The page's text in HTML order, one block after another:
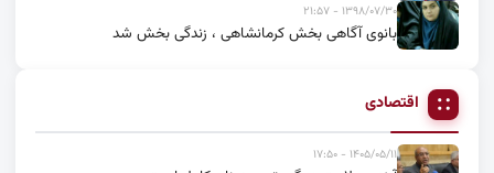
۱۳۹۸/۰۷/۳۰ - ۲۱:۵۷
بانوی آگاهی بخش کرمانشاهی ، زندگی بخش شد
اقتصادی
۱۴۰۵/۰۵/۱۱ - ۱۷:۵۰